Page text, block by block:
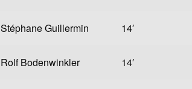
Stéphane Guillermin 14′
Rolf Bodenwinkler 14′